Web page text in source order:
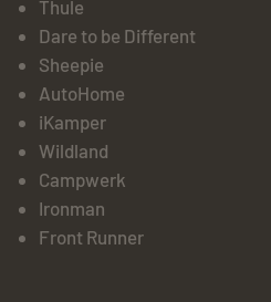
Thule
Dare to be Different
Sheepie
AutoHome
iKamper
Wildland
Campwerk
Ironman
Front Runner